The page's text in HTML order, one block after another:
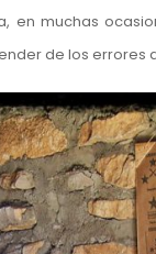
en muchas
de los errores